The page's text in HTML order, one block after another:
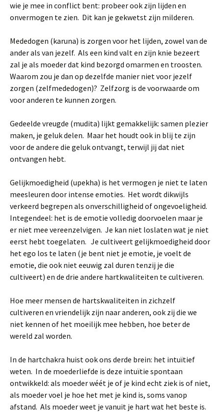
wie je mee in conflict bent: probeer ook zijn lijden en
onvermogen te zien. Dit kan je gekwetst zijn milderen.
Mededogen (karuna) is zorgen voor het lijden, zowel van de
ander als van jezelf. Als een kind valt en zijn knie bezeert
zal je als moeder dat kind bezorgd omarmen en troosten.
Waarom zou je dan op dezelfde manier niet voor jezelf
zorgen (zelfmededogen)? Zelfzorg is de voorwaarde om
voor anderen te kunnen zorgen.
Gedeelde vreugde (mudita) lijkt gemakkelijk: samen plezier
maken, je geluk delen. Maar het houdt ook in blij te zijn
voor de andere die geluk ontvangt, terwijl jij dat niet
ontvangen hebt.
Gelijkmoedigheid (upekha) is het vermogen je niet te laten
meesleuren door intense emoties. Het wordt dikwijls
verkeerd begrepen als onverschilligheid of ongevoeligheid.
Integendeel: het is de emotie volledig doorvoelen maar je
er niet mee vereenzelvigen. Je kan niet loslaten wat je niet
eerst hebt toegelaten. Je cultiveert gelijkmoedigheid door
het ego los te laten (je bent niet je emotie, je voelt de
emotie, die ook niet eeuwig zal duren tenzij je die
cultiveert) en de drie andere hartkwaliteiten te cultiveren.
Hoe meer mensen de hartskwaliteiten in zichzelf
cultiveren en vriendelijk zijn naar anderen, ook zij die we
niet kennen of het moeilijk mee hebben, hoe beter de
wereld zal worden.
In de hartchakra huist ook ons derde brein: het intuïtief
weten. In de moederliefde is deze intuïtie spontaan
ontwikkeld: als moeder wéét je of je kind echt ziek is of niet,
als moeder voel je hoe het met je kind is, soms vanop
afstand. Als moeder weet je vanuit je hart wat het beste is.